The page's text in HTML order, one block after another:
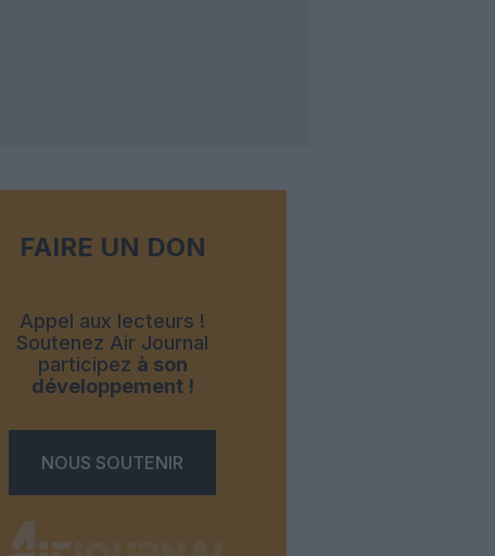
FAIRE UN DON
Appel aux lecteurs !
Soutenez Air Journal
participez à son
développement !
NOUS SOUTENIR